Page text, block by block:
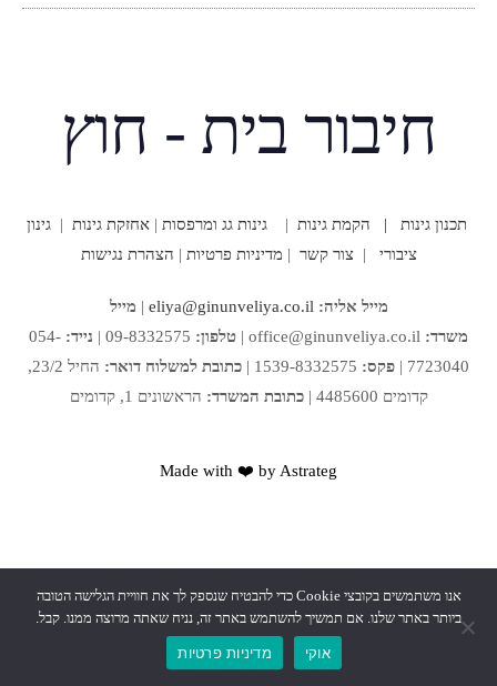
חיבור בית - חוץ
תכנון גינות | הקמת גינות | גינות גג ומרפסות |אחזקת גינות |גינון
ציבורי |צור קשר | מדיניות פרטיות | הצהרת נגישות
מייל אליה: eliya@ginunveliya.co.il
| מייל
משרד: office@ginunveliya.co.il
| טלפון: נייד: 054-
7723040 |
פקס: כתובת למשלוח דואר:
החיל 23/2,
קדומים 4485600 |
כתובת המשרד: הראשונים 1, קדומים
Made with ❤️ by Astrateg
אנו משתמשים בקובצי Cookie כדי להבטיח שנספק לך את חוויית הגלישה הטובה
ביותר באתר שלנו. אם תמשיך להשתמש באתר זה, נניח שאתה מרוצה ממנו. קבל.
אוקי מדיניות פרטיות